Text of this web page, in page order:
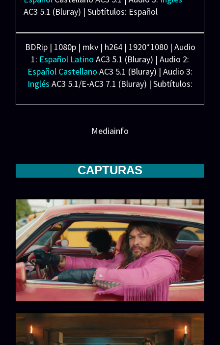
Legendary Pictures, On The Roam. Distribuidora:
AC3 5.1 (Bluray) | Subtítulos: Español
Forzados (SRT)(PGS)
Ligera: 4.19 GB
BDRip | 1080p | mkv | h264 | 1920*1080 | Audio
1: Español Latino AC3 5.1 (Bluray) | Audio 2:
Español Castellano AC3 5.1 (Bluray) | Audio 3:
Inglés AC3 5.1/E-AC3 7.1 (Bluray) | Subtítulos:
Español Forzados (SRT)(PGS)
Mediainfo
CAPTURAS